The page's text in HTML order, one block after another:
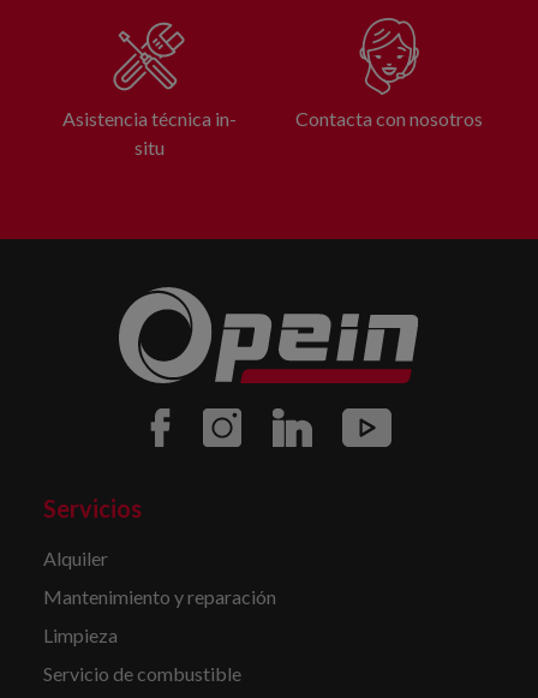
Asistencia técnica in-
situ
Contacta con nosotros
Servicios
Alquiler
Mantenimiento y reparación
Limpieza
Servicio de combustible